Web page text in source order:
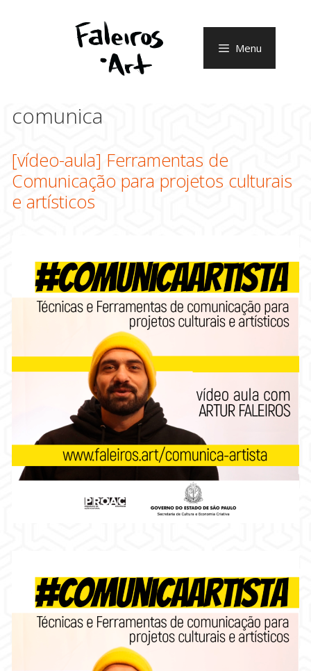
Menu
comunica
[vídeo-aula] Ferramentas de
Comunicação para projetos culturais
e artísticos